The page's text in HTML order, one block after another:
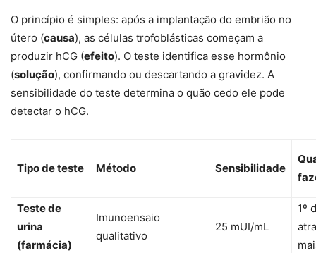
O princípio é simples: após a implantação do embrião no
útero (causa), as células trofoblásticas começam a
produzir hCG (efeito). O teste identifica esse hormônio
(solução), confirmando ou descartando a gravidez. A
sensibilidade do teste determina o quão cedo ele pode
detectar o hCG.
Tipo de teste Método Sensibilidade
Teste de
urina
(farmácia)
Imunoensaio
qualitativo
25 mUI/mL
1º